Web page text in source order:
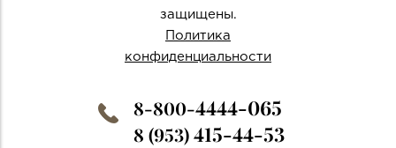
защищены.
Политика
конфиденциальности
8-800-4444-065
8 (953)415-44-53